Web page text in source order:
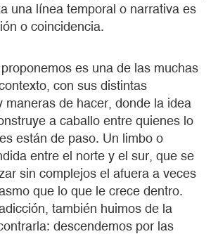
una línea temporal o narrativa es
o coincidencia.
es una de las muchas
con sus distintas
maneras de hacer, donde la idea
a caballo entre quienes lo
están de paso. Un limbo o
entre el norte y el sur, que se
sin complejos el afuera a veces
que lo que le crece dentro.
también huimos de la
descendemos por las